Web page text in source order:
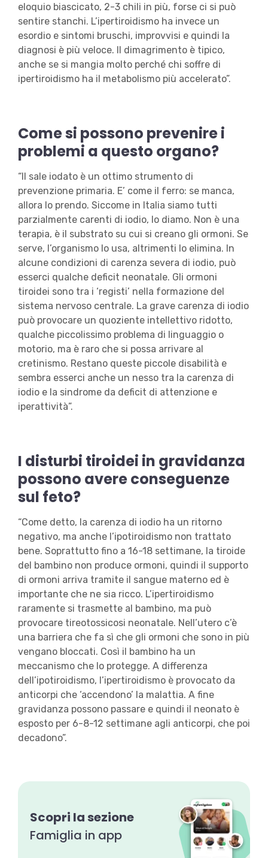
eloquio biascicato, 2-3 chili in più, forse ci si può
sentire stanchi. L’ipertiroidismo ha invece un
esordio e sintomi bruschi, improvvisi e quindi la
diagnosi è più veloce. Il dimagrimento è tipico,
anche se si mangia molto perché chi soffre di
ipertiroidismo ha il metabolismo più accelerato”.
Come si possono prevenire i
problemi a questo organo?
“Il sale iodato è un ottimo strumento di
prevenzione primaria. E’ come il ferro: se manca,
allora lo prendo. Siccome in Italia siamo tutti
parzialmente carenti di iodio, lo diamo. Non è una
terapia, è il substrato su cui si creano gli ormoni. Se
serve, l’organismo lo usa, altrimenti lo elimina. In
alcune condizioni di carenza severa di iodio, può
esserci qualche deficit neonatale. Gli ormoni
tiroidei sono tra i ‘registi’ nella formazione del
sistema nervoso centrale. La grave carenza di iodio
può provocare un quoziente intellettivo ridotto,
qualche piccolissimo problema di linguaggio o
motorio, ma è raro che si possa arrivare al
cretinismo. Restano queste piccole disabilità e
sembra esserci anche un nesso tra la carenza di
iodio e la sindrome da deficit di attenzione e
iperattività”.
I disturbi tiroidei in gravidanza
possono avere conseguenze
sul feto?
“Come detto, la carenza di iodio ha un ritorno
negativo, ma anche l’ipotiroidismo non trattato
bene. Soprattutto fino a 16-18 settimane, la tiroide
del bambino non produce ormoni, quindi il supporto
di ormoni arriva tramite il sangue materno ed è
importante che ne sia ricco. L’ipertiroidismo
raramente si trasmette al bambino, ma può
provocare tireotossicosi neonatale. Nell’utero c’è
una barriera che fa sì che gli ormoni che sono in più
vengano bloccati. Così il bambino ha un
meccanismo che lo protegge. A differenza
dell’ipotiroidismo, l’ipertiroidismo è provocato da
anticorpi che ‘accendono’ la malattia. A fine
gravidanza possono passare e quindi il neonato è
esposto per 6-8-12 settimane agli anticorpi, che poi
decadono”.
Scopri la sezione
Famiglia in app